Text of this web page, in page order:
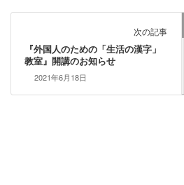
次の記事
『外国人のための「生活の漢字」
教室』開講のお知らせ
2021年6月18日